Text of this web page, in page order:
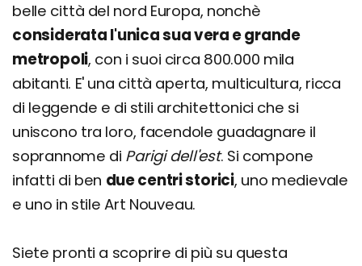
Giorno 6
Escursione Valle di Abava
Giorno 7
Escursione a Jurmala
Richiedi un preventivo personalizzato
belle città del nord Europa, nonchè
considerata l'unica sua vera e grande
metropoli, con i suoi circa 800.000 mila
abitanti. E' una città aperta, multicultura, ricca
di leggende e di stili architettonici che si
uniscono tra loro, facendole guadagnare il
soprannome di Parigi dell'est. Si compone
infatti di ben due centri storici, uno medievale
e uno in stile Art Nouveau.
Siete pronti a scoprire di più su questa